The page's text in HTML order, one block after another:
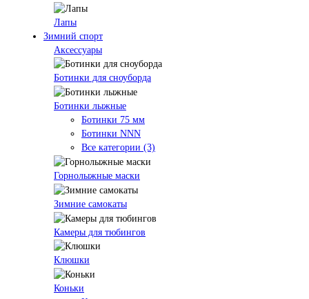
Лапы
Зимний спорт
Аксессуары
Ботинки для сноуборда
Ботинки лыжные
Ботинки 75 мм
Ботинки NNN
Все категории (3)
Горнолыжные маски
Зимние самокаты
Камеры для тюбингов
Клюшки
Коньки